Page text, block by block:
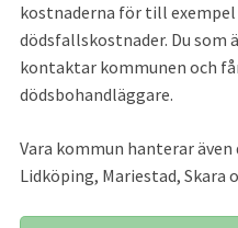
kostnaderna för till exempel
dödsfallskostnader. Du som
kontaktar kommunen och
dödsbohandläggare.
Vara kommun hanterar
Lidköping, Mariestad, Skara